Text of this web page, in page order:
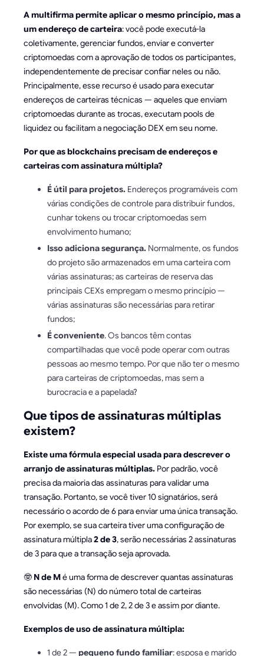
A multifirma permite aplicar o mesmo princípio, mas a
um endereço de carteira: você pode executá-la
coletivamente, gerenciar fundos, enviar e converter
criptomoedas com a aprovação de todos os participantes,
independentemente de precisar confiar neles ou não.
Principalmente, esse recurso é usado para executar
endereços de carteiras técnicas — aqueles que enviam
criptomoedas durante as trocas, executam pools de
liquidez ou facilitam a negociação DEX em seu nome.
Por que as blockchains precisam de endereços e
carteiras com assinatura múltipla?
É útil para projetos. Endereços programáveis com
várias condições de controle para distribuir fundos,
cunhar tokens ou trocar criptomoedas sem
envolvimento humano;
Isso adiciona segurança. Normalmente, os fundos
do projeto são armazenados em uma carteira com
várias assinaturas; as carteiras de reserva das
principais CEXs empregam o mesmo princípio —
várias assinaturas são necessárias para retirar
fundos;
É conveniente. Os bancos têm contas
compartilhadas que você pode operar com outras
pessoas ao mesmo tempo. Por que não ter o mesmo
para carteiras de criptomoedas, mas sem a
burocracia e a papelada?
Que tipos de assinaturas múltiplas
existem?
Existe uma fórmula especial usada para descrever o
arranjo de assinaturas múltiplas. Por padrão, você
precisa da maioria das assinaturas para validar uma
transação. Portanto, se você tiver 10 signatários, será
necessário o acordo de 6 para enviar uma única transação.
Por exemplo, se sua carteira tiver uma configuração de
assinatura múltipla2 de 3, serão necessárias 2 assinaturas
de 3 para que a transação seja aprovada.
🤓 N de Mé uma forma de descrever quantas assinaturas
são necessárias (N) do número total de carteiras
envolvidas (M). Como 1 de 2, 2 de 3 e assim por diante.
Exemplos de uso de assinatura múltipla:
1 de 2 — pequeno fundo familiar: esposa e marido